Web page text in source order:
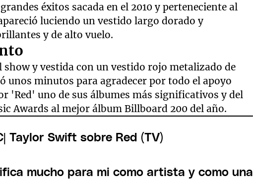
éxitos sacada en el 2010 y perteneciente al
luciendo un vestido largo dorado y
y de alto vuelo.
show y vestida con un vestido rojo metalizado de
unos minutos para agradecer por todo el apoyo
'Red' uno de sus álbumes más significativos y del
Awards al mejor álbum Billboard 200 del año.
Taylor Swift sobre Red (TV)
mucho para mi como artista y como una